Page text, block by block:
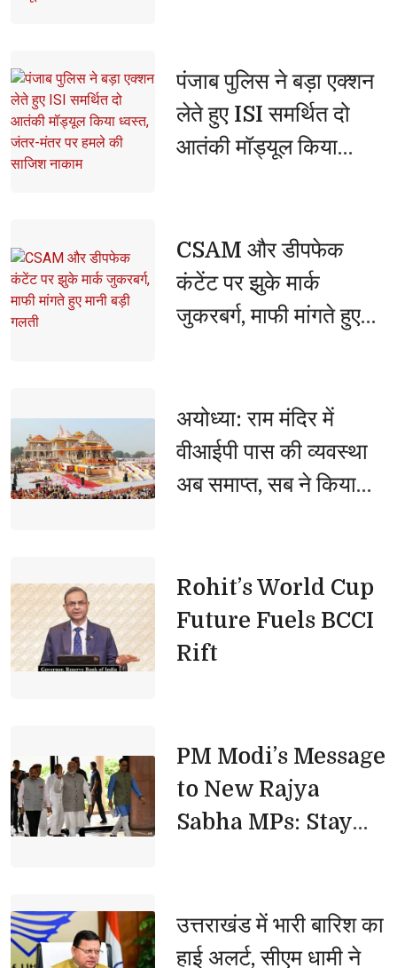
पंजाब पुलिस ने बड़ा एक्शन
लेते हुए ISI समर्थित दो
आतंकी मॉड्यूल किया
CSAM और डीपफेक
कंटेंट पर झुके मार्क
जुकरबर्ग, माफी मांगते हुए
अयोध्या: राम मंदिर में
वीआईपी पास की व्यवस्था
अब समाप्त, सब ने किया
Rohit’s World Cup
Future Fuels BCCI
Rift
PM Modi’s Message
to New Rajya
Sabha MPs: Stay
उत्तराखंड में भारी बारिश का
हाई अलर्ट, सीएम धामी ने